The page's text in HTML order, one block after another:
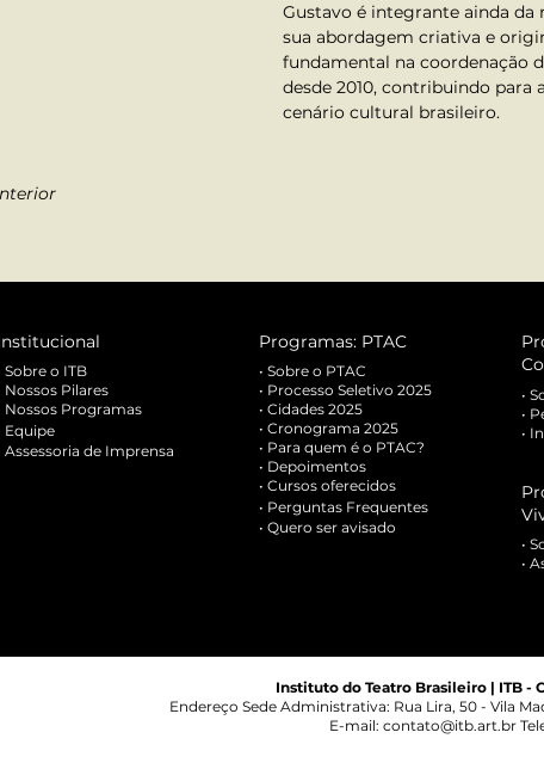
Gustavo é integrante ainda da
sua abordagem criativa e
fundamental na coordenação
desde 2010, contribuindo
cenário cultural brasileiro.
Sobre o ITB
Nossos Pilares
Nossos Programas
Equipe
Assessoria de Imprensa
Programas: PTAC
• Sobre o PTAC
• Processo Seletivo 2025
• Cidades 2025
• Cronograma 2025
• Para quem é o PTAC?
• Depoimentos
• Cursos oferecidos
• Perguntas Frequentes
• Quero ser avisado
•
•
•
•
•
Instituto do Teatro Brasileiro | ITB -
Endereço Sede Administrativa: Rua Lira, 50 - Vila
E-mail: contato@itb.art.br